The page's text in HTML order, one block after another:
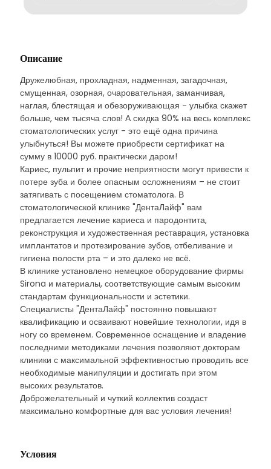
Описание
Дружелюбная, прохладная, надменная, загадочная,
смущенная, озорная, очаровательная, заманчивая,
наглая, блестящая и обезоруживающая - улыбка скажет
больше, чем тысяча слов! А скидка 90% на весь комплекс
стоматологических услуг - это ещё одна причина
улыбнуться! Вы можете приобрести сертификат на
сумму в 10000 руб. практически даром!
Кариес, пульпит и прочие неприятности могут привести к
потере зуба и более опасным осложнениям – не стоит
затягивать с посещением стоматолога. В
стоматологической клинике "ДентаЛайф" вам
предлагается лечение кариеса и пародонтита,
реконструкция и художественная реставрация, установка
имплантатов и протезирование зубов, отбеливание и
гигиена полости рта – и это далеко не всё.
В клинике установлено немецкое оборудование фирмы
Sirona и материалы, соответствующие самым высоким
стандартам функциональности и эстетики.
Специалисты "ДентаЛайф" постоянно повышают
квалификацию и осваивают новейшие технологии, идя в
ногу со временем. Современное оснащение и владение
последними методиками лечения позволяют докторам
клиники с максимальной эффективностью проводить все
необходимые манипуляции и достигать при этом
высоких результатов.
Доброжелательный и чуткий коллектив создаст
максимально комфортные для вас условия лечения!
Условия